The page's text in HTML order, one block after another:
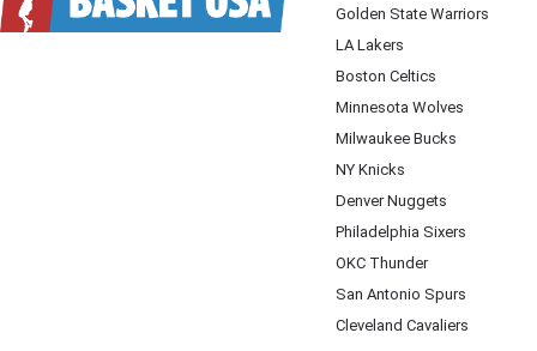
Golden State Warriors
LA Lakers
Boston Celtics
Minnesota Wolves
Milwaukee Bucks
NY Knicks
Denver Nuggets
Philadelphia Sixers
OKC Thunder
San Antonio Spurs
Cleveland Cavaliers